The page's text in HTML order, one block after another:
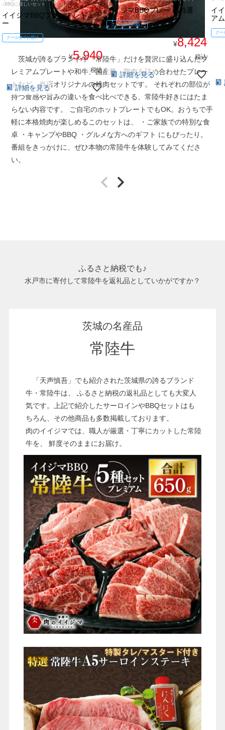
029-254-2441
お問合せフォーム
茨城が誇るブランド牛「常陸牛」だけを贅沢に盛り込んだプ
レミアムプレートや和牛、国産豚、鶏肉を詰め合わせたプレー
トなど、当店オリジナルの焼肉セットです。 それぞれの部位が
持つ食感や旨みの違いを食べ比べできる、常陸牛好きにはたま
らない内容です。 ご自宅のホットプレートでもOK。おうちで手
軽に本格焼肉が楽しめるこのセットは、 ・ご家族での特別な食
卓 ・キャンプやBBQ ・グルメな方へのギフト にもぴったり。
番組をきっかけに、ぜひ本物の常陸牛を体験してみてくださ
い。
♪BBQに嬉しいセット
イイジマBBQプレートレギュラ
ー
クール便でお届け
¥5,940
税込
詳細を見る
イイジマBBQプレート 特選
クール便でお届け
¥8,424
税込
詳細を見る
イ
アム
クー
ふるさと納税でも♪
水戸市に寄付して常陸牛を返礼品としていかがですか？
茨城の名産品
常陸牛
「天声慎吾」でも紹介された茨城県の誇るブランド
牛・常陸牛は、 ふるさと納税の返礼品としても大変人
気です。上記で紹介したサーロインやBBQセットはも
ちろん、その他商品も多数掲載しております。
肉のイイジマでは、職人が厳選・丁寧にカットした常陸
牛を、 鮮度そのままにお届け。